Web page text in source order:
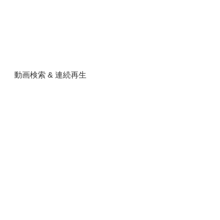
動画検索 & 連続再生